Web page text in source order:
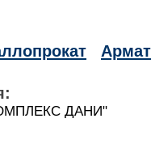
ДАНИ"